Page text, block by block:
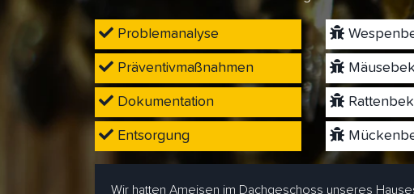
Problemanalyse
Präventivmaßnahmen
Dokumentation
Entsorgung
Wir hatten Ameisen im Dachgeschoss unseres